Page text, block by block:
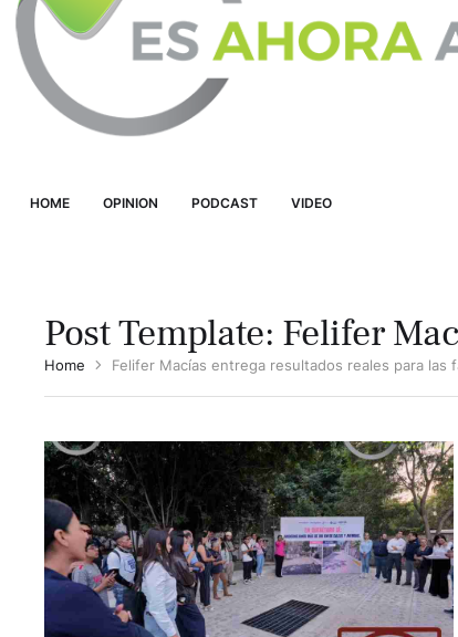
HOME OPINION PODCAST VIDEO
Post Template: Felifer
Home Felifer Macías entrega resultados reales para las